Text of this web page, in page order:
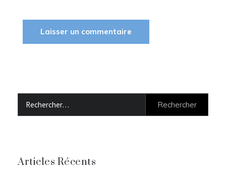
Articles Récents